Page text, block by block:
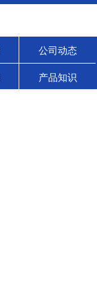
公司动态
产品知识